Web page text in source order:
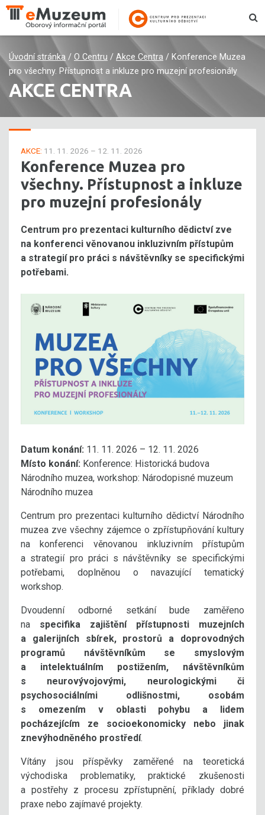
Úvodní stránka / O Centru / Akce Centra / Konference Muzea
pro všechny. Přístupnost a inkluze pro muzejní profesionály
AKCE CENTRA
AKCE: 11. 11. 2026 – 12. 11. 2026
Konference Muzea pro
všechny. Přístupnost a inkluze
pro muzejní profesionály
Centrum pro prezentaci kulturního dědictví zve
na konferenci věnovanou inkluzivním přístupům
a strategií pro práci s návštěvníky se specifickými
potřebami.
Datum konání: 11. 11. 2026 – 12. 11. 2026
Místo konání: Konference: Historická budova
Národního muzea, workshop: Národopisné muzeum
Národního muzea
Centrum pro prezentaci kulturního dědictví Národního
muzea zve všechny zájemce o zpřístupňování kultury
na konferenci věnovanou inkluzivním přístupům
a strategií pro práci s návštěvníky se specifickými
potřebami, doplněnou o navazující tematický
workshop.
Dvoudenní odborné setkání bude zaměřeno
na specifika zajištění přístupnosti muzejních
a galerijních sbírek, prostorů a doprovodných
programů návštěvníkům se smyslovým
a intelektuálním postižením, návštěvníkům
s neurovývojovými, neurologickými či
psychosociálními odlišnostmi, osobám
s omezením v oblasti pohybu a lidem
pocházejícím ze socioekonomicky nebo jinak
znevýhodněného prostředí.
Vítány jsou příspěvky zaměřené na teoretická
východiska problematiky, praktické zkušenosti
a postřehy z procesu zpřístupnění, příklady dobré
praxe nebo zajímavé projekty.